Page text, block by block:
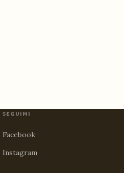
SEGUIMI
Facebook
Instagram